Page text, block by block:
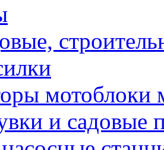
мотоблоки
и садовые